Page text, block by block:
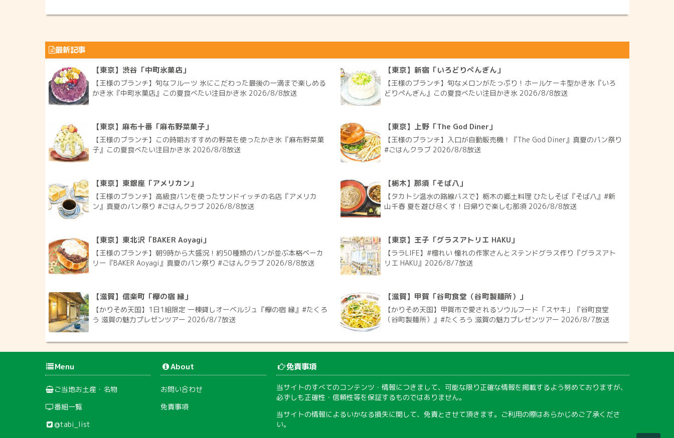
最新記事
【東京】渋谷「中町氷菓店」
【王様のブランチ】旬なフルーツ 氷にこだわった最後の一滴まで楽しめる
かき氷『中町氷菓店』この夏食べたい注目かき氷 2026/8/8放送
【東京】新宿「いろどりぺんぎん」
【王様のブランチ】旬なメロンがたっぷり！ホールケーキ型かき氷『いろ
どりぺんぎん』この夏食べたい注目かき氷 2026/8/8放送
【東京】麻布十番「麻布野菜菓子」
【王様のブランチ】この時期おすすめの野菜を使ったかき氷『麻布野菜菓
子』この夏食べたい注目かき氷 2026/8/8放送
【東京】上野「The God Diner」
【王様のブランチ】入口が自動販売機！『The God Diner』真夏のパン祭り
#ごはんクラブ 2026/8/8放送
【東京】東銀座「アメリカン」
【王様のブランチ】高級食パンを使ったサンドイッチの名店『アメリカ
ン』真夏のパン祭り #ごはんクラブ 2026/8/8放送
【栃木】那須「そば八」
【タカトシ温水の路線バスで】栃木の郷土料理 ひたしそば『そば八』#新
山千春 夏を遊び尽くす！日帰りで楽しむ那須 2026/8/8放送
【東京】東北沢「BAKER Aoyagi」
【王様のブランチ】朝9時から大盛況！約50種類のパンが並ぶ本格ベーカ
リー『BAKER Aoyagi』真夏のパン祭り #ごはんクラブ 2026/8/8放送
【東京】王子「グラスアトリエ HAKU」
【ララLIFE】#檀れい 憧れの作家さんとステンドグラス作り『グラスアト
リエ HAKU』2026/8/7放送
【滋賀】信楽町「欅の宿 縁」
【かりそめ天国】1日1組限定 一棟貸しオーベルジュ『欅の宿 縁』#たくろ
う 滋賀の魅力プレゼンツアー 2026/8/7放送
【滋賀】甲賀「谷町食堂（谷町製麺所）」
【かりそめ天国】甲賀市で愛されるソウルフード「スヤキ」『谷町食堂
（谷町製麺所）』#たくろう 滋賀の魅力プレゼンツアー 2026/8/7放送
Menu
ご当地お土産・名物
番組一覧
@tabi_list
About
お問い合わせ
免責事項
免責事項
当サイトのすべてのコンテンツ・情報につきまして、可能な限り正確な情報を掲載するよう努めておりますが、
必ずしも正確性・信頼性等を保証するものではありません。
当サイトの情報によるいかなる損失に関して、免責とさせて頂きます。ご利用の際はあらかじめご了承くださ
い。